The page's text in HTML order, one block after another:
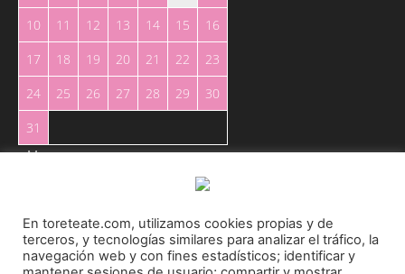
10
11 12 13 14 15
16
17
18 19 20 21 22
23
24
25 26 27 28 29
30
31
« May
En toreteate.com, utilizamos cookies propias y de
terceros, y tecnologías similares para analizar el tráfico, la
navegación web y con fines estadísticos; identificar y